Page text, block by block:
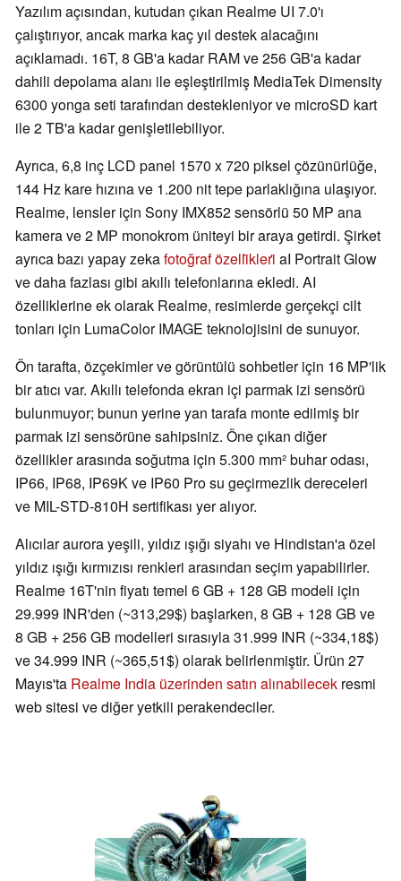
Yazılım açısından, kutudan çıkan Realme UI 7.0'ı
çalıştırıyor, ancak marka kaç yıl destek alacağını
açıklamadı. 16T, 8 GB'a kadar RAM ve 256 GB'a kadar
dahili depolama alanı ile eşleştirilmiş MediaTek Dimensity
6300 yonga seti tarafından destekleniyor ve microSD kart
ile 2 TB'a kadar genişletilebiliyor.
Ayrıca, 6,8 inç LCD panel 1570 x 720 piksel çözünürlüğe,
144 Hz kare hızına ve 1.200 nit tepe parlaklığına ulaşıyor.
Realme, lensler için Sony IMX852 sensörlü 50 MP ana
kamera ve 2 MP monokrom üniteyi bir araya getirdi. Şirket
ayrıca bazı yapay zekafotoğraf özelli̇kleri̇ aI Portrait Glow
ve daha fazlası gibi akıllı telefonlarına ekledi. AI
özelliklerine ek olarak Realme, resimlerde gerçekçi cilt
tonları için LumaColor IMAGE teknolojisini de sunuyor.
Ön tarafta, özçekimler ve görüntülü sohbetler için 16 MP'lik
bir atıcı var. Akıllı telefonda ekran içi parmak izi sensörü
bulunmuyor; bunun yerine yan tarafa monte edilmiş bir
parmak izi sensörüne sahipsiniz. Öne çıkan diğer
özellikler arasında soğutma için 5.300 mm² buhar odası,
IP66, IP68, IP69K ve IP60 Pro su geçirmezlik dereceleri
ve MIL-STD-810H sertifikası yer alıyor.
Alıcılar aurora yeşili, yıldız ışığı siyahı ve Hindistan'a özel
yıldız ışığı kırmızısı renkleri arasından seçim yapabilirler.
Realme 16T'nin fiyatı temel 6 GB + 128 GB modeli için
29.999 INR'den (~313,29$) başlarken, 8 GB + 128 GB ve
8 GB + 256 GB modelleri sırasıyla 31.999 INR (~334,18$)
ve 34.999 INR (~365,51$) olarak belirlenmiştir. Ürün 27
Mayıs'ta Realme India üzerinden satın alınabilecek resmi
web sitesi ve diğer yetkili perakendeciler.